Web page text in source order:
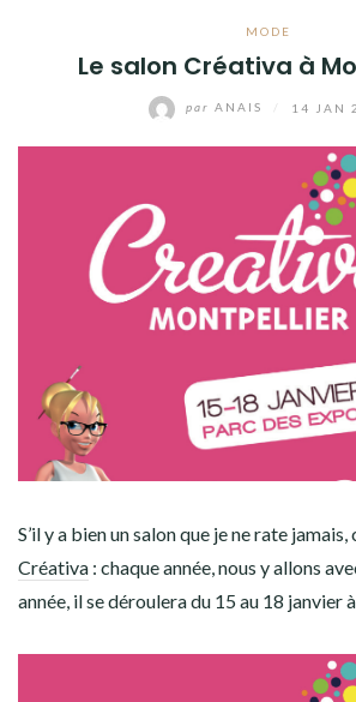
MODE
Le salon Créativa à
par ANAIS 14 JAN
S’il y a bien un salon que je ne rate jamais,
Créativa : chaque année, nous y allons
année, il se déroulera du 15 au 18 janvier